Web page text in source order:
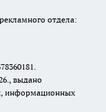
отдела:
выдано
информационных